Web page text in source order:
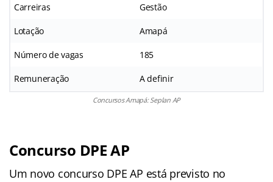
Carreiras Gestão
Lotação Amapá
Número de vagas 185
Remuneração A definir
Concursos Amapá: Seplan AP
Concurso DPE AP
Um novo concurso DPE AP está previsto no